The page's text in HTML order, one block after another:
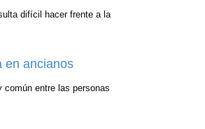
difícil hacer frente a la
en ancianos
común entre las personas